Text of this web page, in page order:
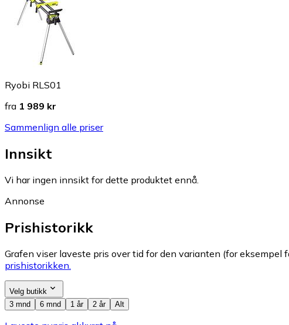
Ryobi RLS01
fra 1 989 kr
Sammenlign alle priser
Innsikt
Vi har ingen innsikt for dette produktet ennå.
Annonse
Prishistorikk
Grafen viser laveste pris over tid for den varianten (for
prishistorikken.
Velg butikk
3 mnd
6 mnd 1 år 2 år Alt